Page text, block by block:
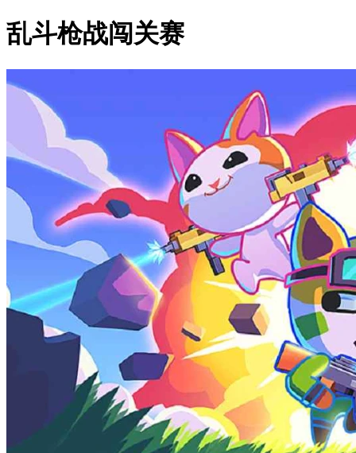
乱斗枪战闯关赛